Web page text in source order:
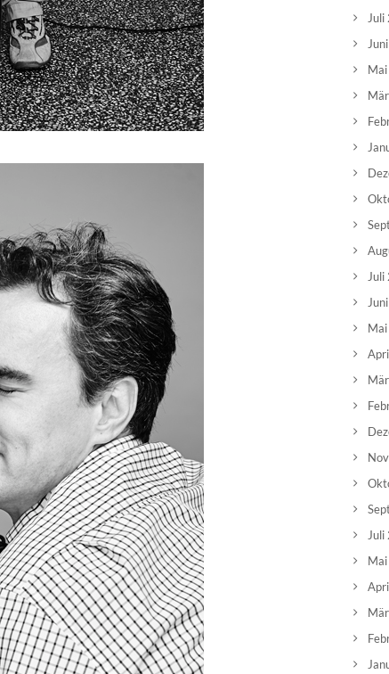
Juli
Juli
Juli